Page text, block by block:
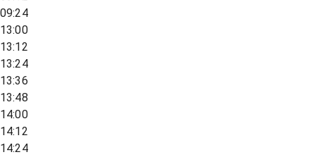
09:24
13:00
13:12
13:24
13:36
13:48
14:00
14:12
14:24